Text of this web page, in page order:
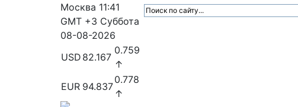
Москва 11:41
GMT +3 Суббота
08-08-2026
USD 82.167
0.759
↑
EUR 94.837
0.778
↑